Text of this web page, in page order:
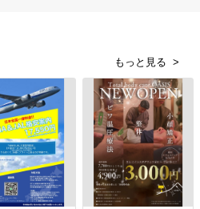
もっと見る